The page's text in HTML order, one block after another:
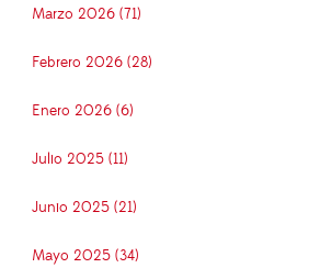
Marzo 2026 (71)
Febrero 2026 (28)
Enero 2026 (6)
Julio 2025 (11)
Junio 2025 (21)
Mayo 2025 (34)